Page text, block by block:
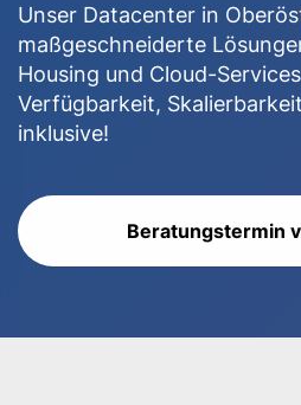
Unser Datacenter in
maßgeschneiderte
Housing und Cloud-
Verfügbarkeit,
inklusive!
Beratungstermin